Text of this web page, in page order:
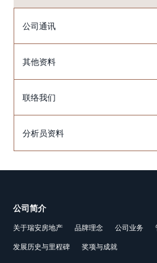
公司通讯
其他资料
联络我们
分析员资料
公司简介
关于瑞安房地产 品牌理念 公司业务
发展历史与里程碑 奖项与成就